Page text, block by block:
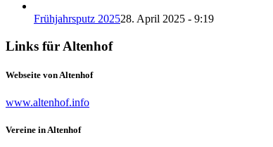
Frühjahrsputz 202528. April 2025 - 9:19
Links für Altenhof
Webseite von Altenhof
www.altenhof.info
Vereine in Altenhof